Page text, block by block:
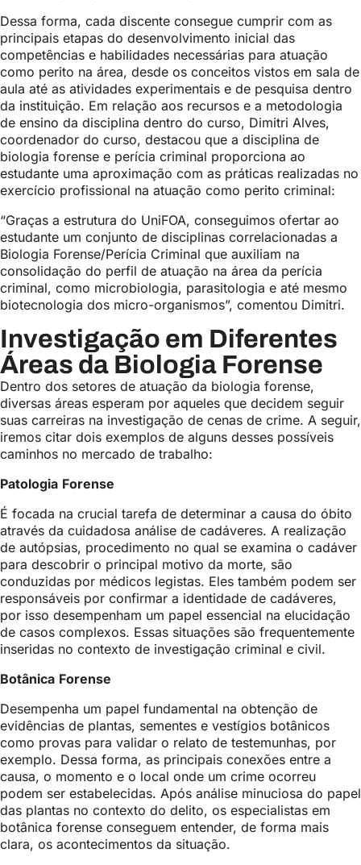
Dessa forma, cada discente consegue cumprir com as
principais etapas do desenvolvimento inicial das
competências e habilidades necessárias para atuação
como perito na área, desde os conceitos vistos em sala de
aula até as atividades experimentais e de pesquisa dentro
da instituição. Em relação aos recursos e a metodologia
de ensino da disciplina dentro do curso, Dimitri Alves,
coordenador do curso, destacou que a disciplina de
biologia forense e perícia criminal proporciona ao
estudante uma aproximação com as práticas realizadas no
exercício profissional na atuação como perito criminal:
“Graças a estrutura do UniFOA, conseguimos ofertar ao
estudante um conjunto de disciplinas correlacionadas a
Biologia Forense/Perícia Criminal que auxiliam na
consolidação do perfil de atuação na área da perícia
criminal, como microbiologia, parasitologia e até mesmo
biotecnologia dos micro-organismos”, comentou Dimitri.
Investigação em Diferentes
Áreas da Biologia Forense
Dentro dos setores de atuação da biologia forense,
diversas áreas esperam por aqueles que decidem seguir
suas carreiras na investigação de cenas de crime. A seguir,
iremos citar dois exemplos de alguns desses possíveis
caminhos no mercado de trabalho:
Patologia Forense
É focada na crucial tarefa de determinar a causa do óbito
através da cuidadosa análise de cadáveres. A realização
de autópsias, procedimento no qual se examina o cadáver
para descobrir o principal motivo da morte, são
conduzidas por médicos legistas. Eles também podem ser
responsáveis por confirmar a identidade de cadáveres,
por isso desempenham um papel essencial na elucidação
de casos complexos. Essas situações são frequentemente
inseridas no contexto de investigação criminal e civil.
Botânica Forense
Desempenha um papel fundamental na obtenção de
evidências de plantas, sementes e vestígios botânicos
como provas para validar o relato de testemunhas, por
exemplo. Dessa forma, as principais conexões entre a
causa, o momento e o local onde um crime ocorreu
podem ser estabelecidas. Após análise minuciosa do papel
das plantas no contexto do delito, os especialistas em
botânica forense conseguem entender, de forma mais
clara, os acontecimentos da situação.